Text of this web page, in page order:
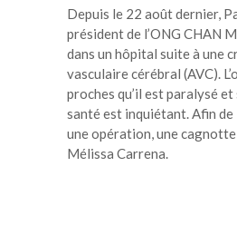
Depuis le 22 août dernier,
président de l’ONG CHAN
dans un hôpital suite à une
vasculaire cérébral (AVC).
proches qu’il est paralysé
santé est inquiétant. Afin de
une opération, une
Mélissa Carrena.